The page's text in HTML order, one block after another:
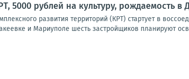
5000 рублей на культуру, рождаемость в
развития территорий (КРТ) стартует в
и Мариуполе шесть застройщиков планируют